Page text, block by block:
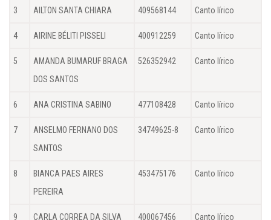
3 AILTON SANTA CHIARA 409568144 Canto lírico
4 AIRINE BÉLITI PISSELI 400912259 Canto lírico
5
AMANDA BUMARUF BRAGA
DOS SANTOS
526352942 Canto lírico
6 ANA CRISTINA SABINO 477108428 Canto lírico
7
ANSELMO FERNANO DOS
SANTOS
34749625-8 Canto lírico
8
BIANCA PAES AIRES
PEREIRA
453475176 Canto lírico
9 CARLA CORREA DA SILVA 400067456 Canto lírico